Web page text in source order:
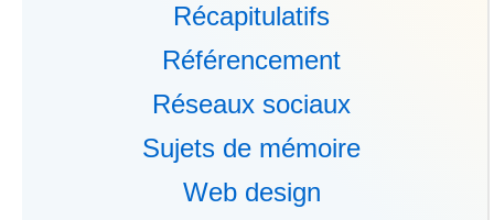
Récapitulatifs
Référencement
Réseaux sociaux
Sujets de mémoire
Web design